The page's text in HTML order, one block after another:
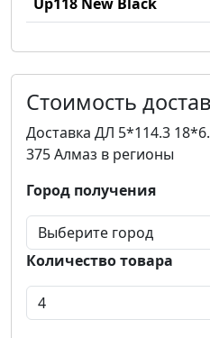
Стоимость
Доставка ДЛ 5*114.3
375 Алмаз в регионы
Город получения
Количество товара